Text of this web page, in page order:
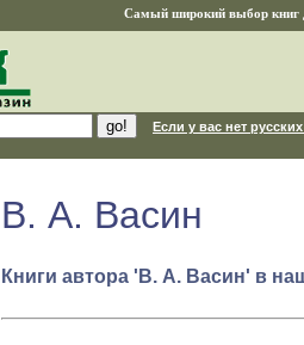
Самый широкий выбор книг
Если у вас нет
В. А. Васин
Книги автора 'В. А. Васин' в